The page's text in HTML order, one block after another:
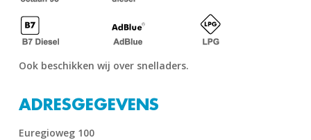
Ook beschikken wij over snelladers.
ADRESGEGEVENS
Euregioweg 100